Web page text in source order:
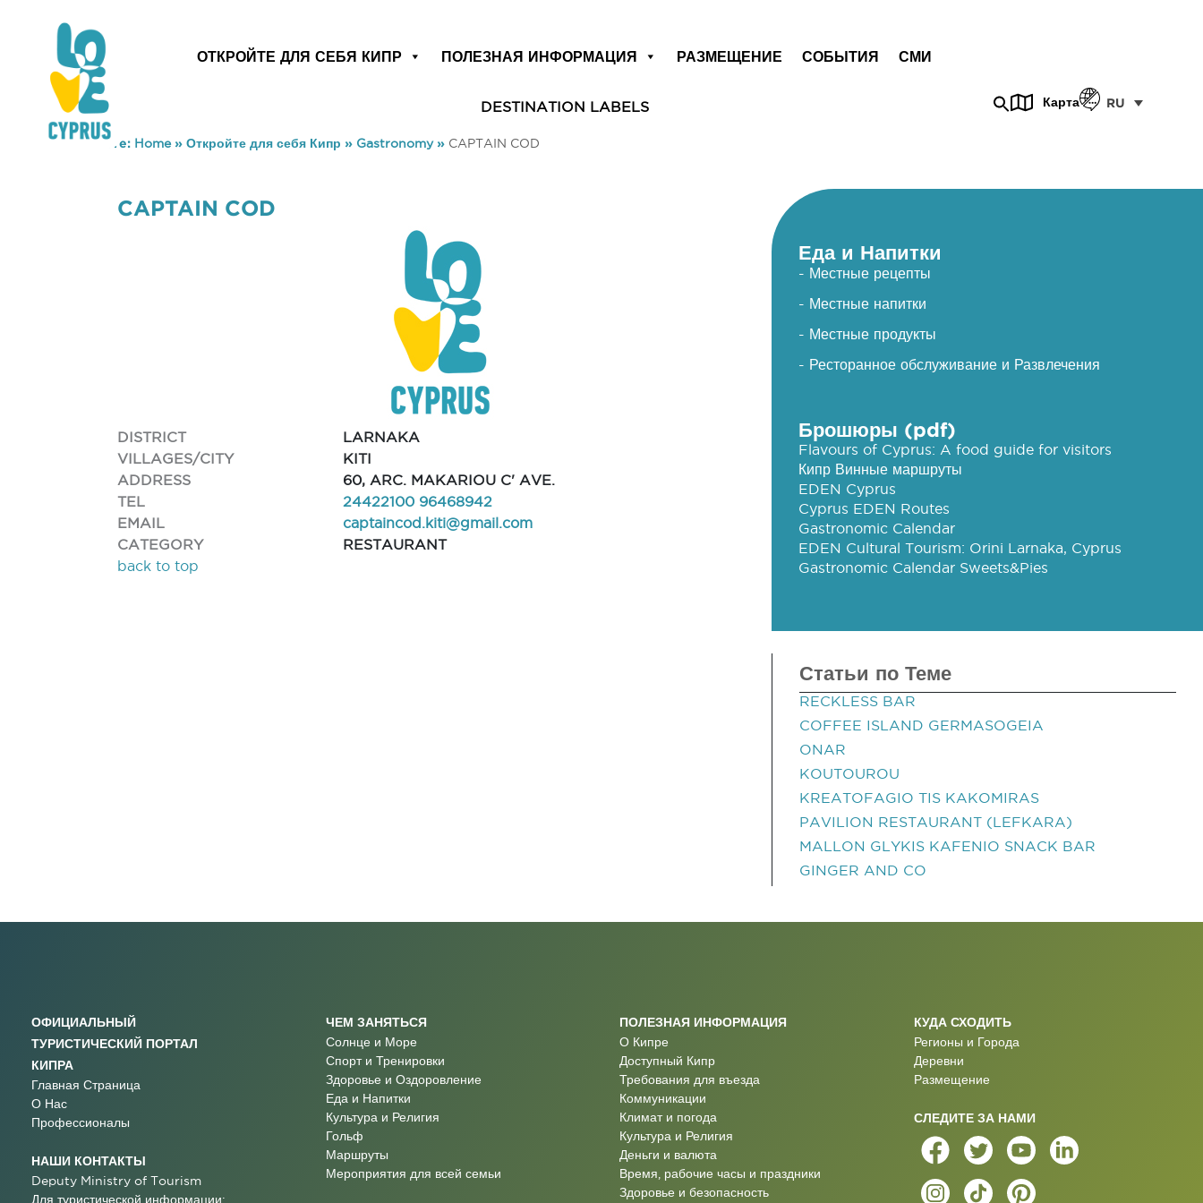
ОТКРОЙТЕ ДЛЯ СЕБЯ КИПР ПОЛЕЗНАЯ ИНФОРМАЦИЯ РАЗМЕЩЕНИЕ СОБЫТИЯ СМИ
DESTINATION LABELS Карта RU
You are here: Home» Откройте для себя Кипр » Gastronomy» CAPTAIN COD
CAPTAIN COD
DISTRICT
LARNAKA
VILLAGES/CITY
KITI
ADDRESS
60, ARC. MAKARIOU C' AVE.
TEL
24422100 96468942
EMAIL
captaincod.kiti@gmail.com
CATEGORY
RESTAURANT
back to top
Еда и Напитки
- Местные рецепты
- Местные напитки
- Местные продукты
- Ресторанное обслуживание и Развлечения
Брошюры (pdf)
Flavours of Cyprus: A food guide for visitors
Кипр Винные маршруты
EDEN Cyprus
Cyprus EDEN Routes
Gastronomic Calendar
EDEN Cultural Tourism: Orini Larnaka, Cyprus
Gastronomic Calendar Sweets&Pies
Статьи по Теме
RECKLESS BAR
COFFEE ISLAND GERMASOGEIA
ONAR
KOUTOUROU
KREATOFAGIO TIS KAKOMIRAS
PAVILION RESTAURANT (LEFKARA)
MALLON GLYKIS KAFENIO SNACK BAR
GINGER AND CO
ОФИЦИАЛЬНЫЙ
ТУРИСТИЧЕСКИЙ ПОРТАЛ
КИПРА
Главная Страница
О Нас
Профессионалы
НАШИ КОНТАКТЫ
Deputy Ministry of Tourism
Для туристической информации:
ЧЕМ ЗАНЯТЬСЯ
Солнце и Море
Спорт и Тренировки
Здоровье и Оздоровление
Еда и Напитки
Культура и Религия
Гольф
Маршруты
Мероприятия для всей семьи
ПОЛЕЗНАЯ ИНФОРМАЦИЯ
О Кипре
Доступный Кипр
Требования для въезда
Коммуникации
Климат и погода
Культура и Религия
Деньги и валюта
Время, рабочие часы и праздники
Здоровье и безопасность
КУДА СХОДИТЬ
Регионы и Города
Деревни
Размещение
СЛЕДИТЕ ЗА НАМИ